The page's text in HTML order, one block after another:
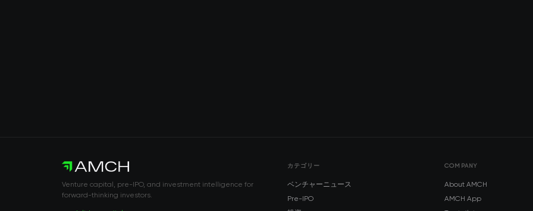
Venture capital, pre-IPO, and investment intelligence for
forward-thinking investors.
カテゴリー
ベンチャーニュース
Pre-IPO
COMPANY
About AMCH
AMCH App